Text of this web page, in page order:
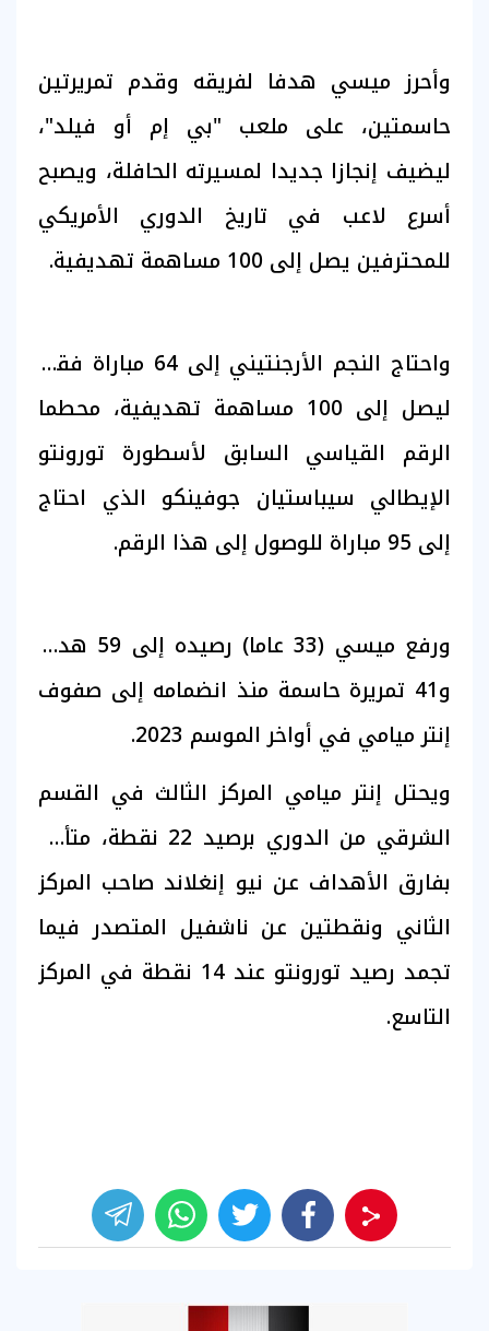
وأحرز ميسي هدفا لفريقه وقدم تمريرتين
حاسمتين، على ملعب "بي إم أو فيلد"،
ليضيف إنجازا جديدا لمسيرته الحافلة، ويصبح
أسرع لاعب في تاريخ الدوري الأمريكي
للمحترفين يصل إلى 100 مساهمة تهديفية.
واحتاج النجم الأرجنتيني إلى 64 مباراة فقط
ليصل إلى 100 مساهمة تهديفية، محطما
الرقم القياسي السابق لأسطورة تورونتو
الإيطالي سيباستيان جوفينكو الذي احتاج
إلى 95 مباراة للوصول إلى هذا الرقم.
ورفع ميسي (33 عاما) رصيده إلى 59 هدفا
و41 تمريرة حاسمة منذ انضمامه إلى صفوف
إنتر ميامي في أواخر الموسم 2023.
ويحتل إنتر ميامي المركز الثالث في القسم
الشرقي من الدوري برصيد 22 نقطة، متأخرا
بفارق الأهداف عن نيو إنغلاند صاحب المركز
الثاني ونقطتين عن ناشفيل المتصدر فيما
تجمد رصيد تورونتو عند 14 نقطة في المركز
التاسع.